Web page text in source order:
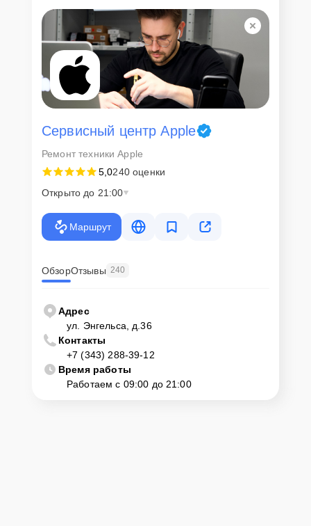
Сервисный центр Apple
Ремонт техники Apple
5,0240 оценки
Открыто до 21:00
Маршрут
ОбзорОтзывы 240
Адрес
ул. Энгельса, д.36
Контакты
+7 (343) 288-39-12
Время работы
Работаем с 09:00 до 21:00